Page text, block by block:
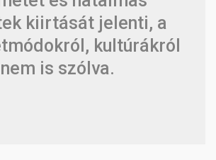
kiirtását jelenti, a
kultúrákról
nem is szólva.